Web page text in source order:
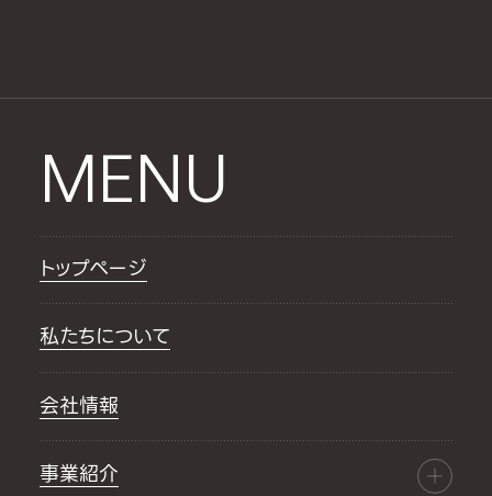
MENU
トップページ
私たちについて
会社情報
事業紹介